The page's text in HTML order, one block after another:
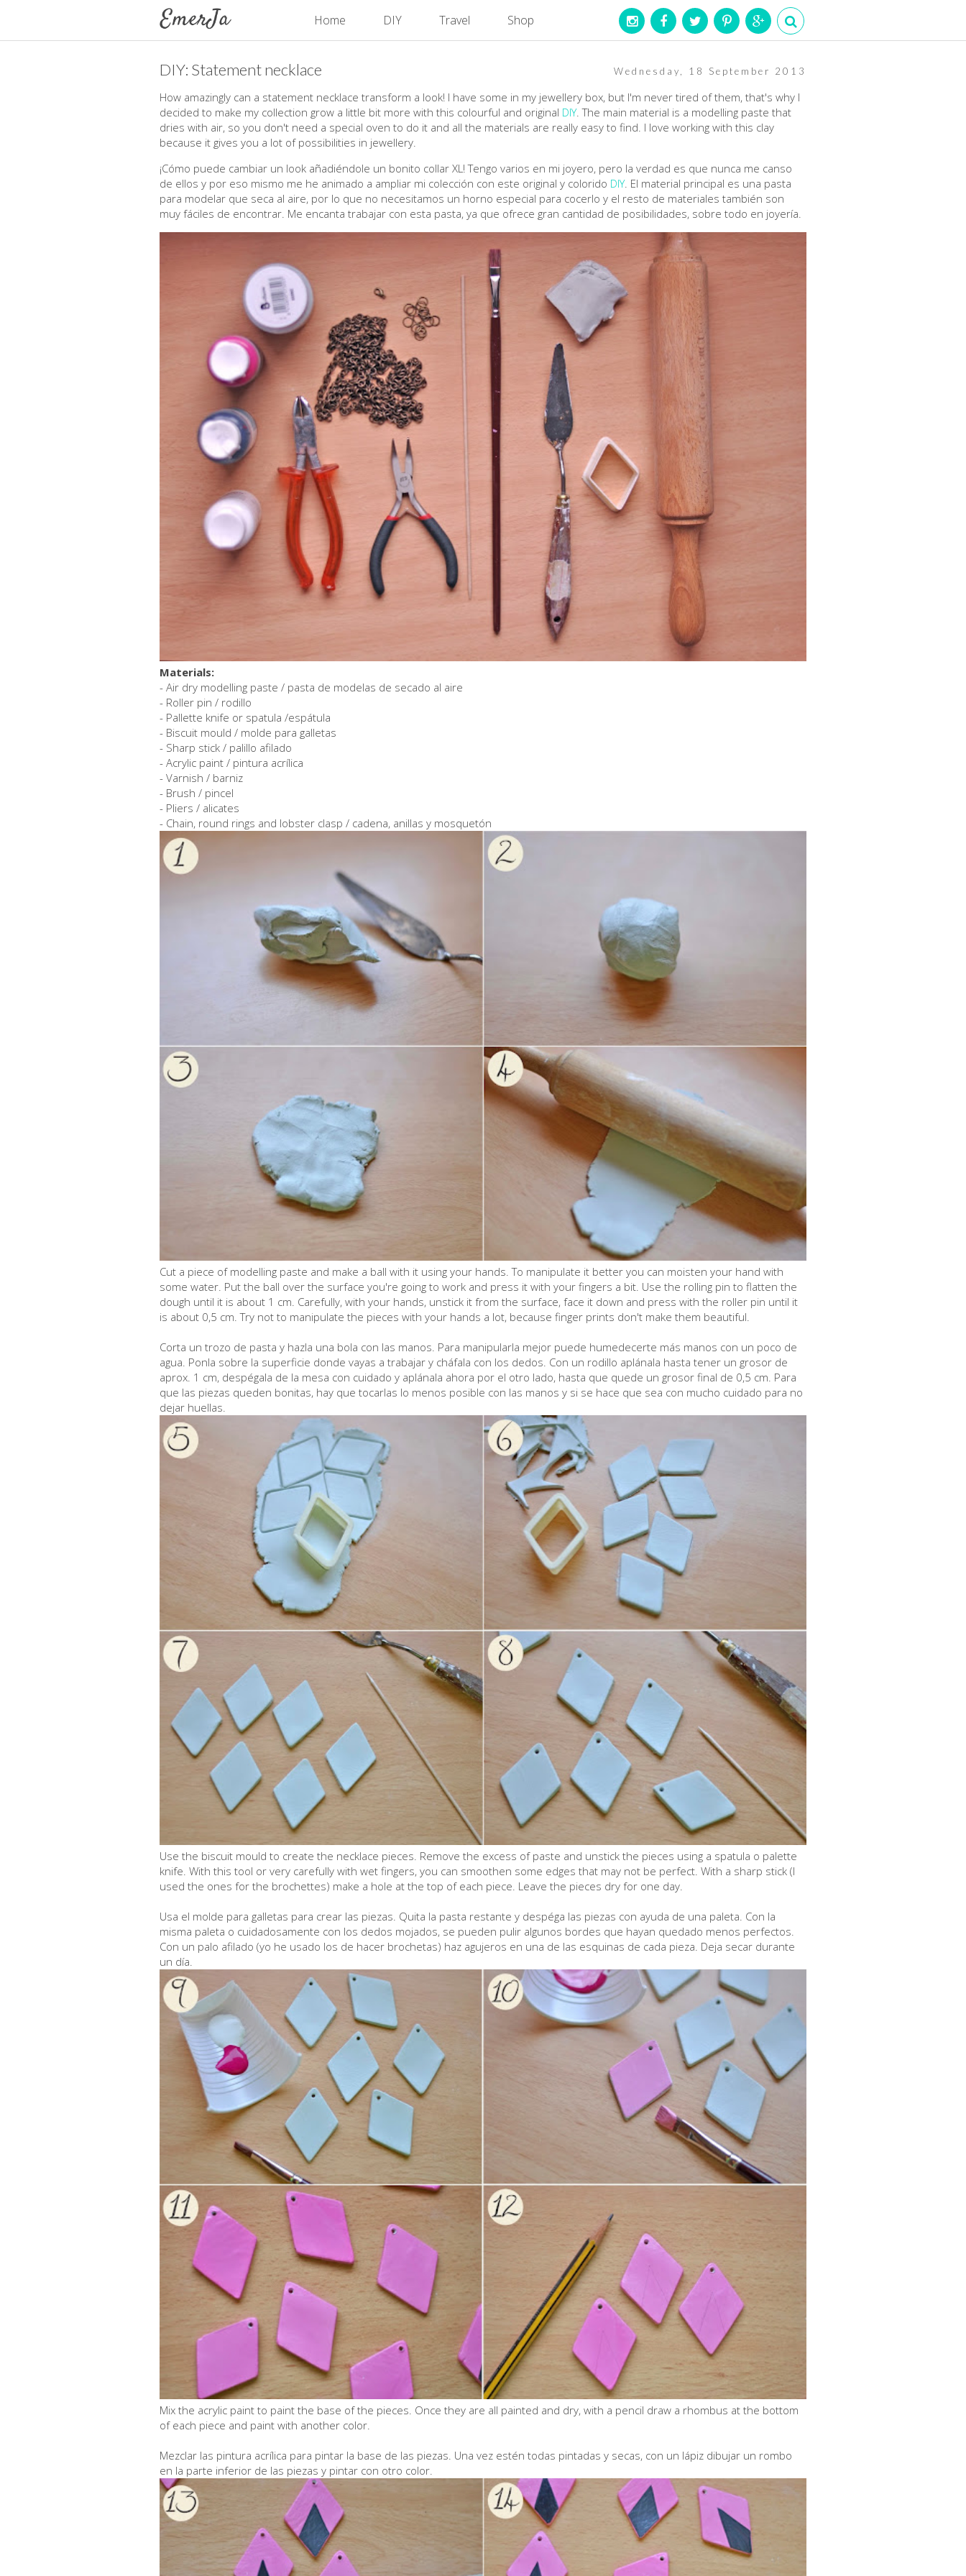
Home DIY Travel Shop
Wednesday, 18 September 2013
DIY: Statement necklace
How amazingly can a statement necklace transform a look! I have some in my jewellery box, but I'm never tired of them, that's why I
decided to make my collection grow a little bit more with this colourful and original DIY. The main material is a modelling paste that
dries with air, so you don't need a special oven to do it and all the materials are really easy to find. I love working with this clay
because it gives you a lot of possibilities in jewellery.
¡Cómo puede cambiar un look añadiéndole un bonito collar XL! Tengo varios en mi joyero, pero la verdad es que nunca me canso
de ellos y por eso mismo me he animado a ampliar mi colección con este original y colorido DIY. El material principal es una pasta
para modelar que seca al aire, por lo que no necesitamos un horno especial para cocerlo y el resto de materiales también son
muy fáciles de encontrar. Me encanta trabajar con esta pasta, ya que ofrece gran cantidad de posibilidades, sobre todo en joyería.
Materials:
- Air dry modelling paste / pasta de modelas de secado al aire
- Roller pin / rodillo
- Pallette knife or spatula /espátula
- Biscuit mould / molde para galletas
- Sharp stick / palillo afilado
- Acrylic paint / pintura acrílica
- Varnish / barniz
- Brush / pincel
- Pliers / alicates
- Chain, round rings and lobster clasp / cadena, anillas y mosquetón
Cut a piece of modelling paste and make a ball with it using your hands. To manipulate it better you can moisten your hand with
some water. Put the ball over the surface you're going to work and press it with your fingers a bit. Use the rolling pin to flatten the
dough until it is about 1 cm. Carefully, with your hands, unstick it from the surface, face it down and press with the roller pin until it
is about 0,5 cm. Try not to manipulate the pieces with your hands a lot, because finger prints don't make them beautiful.
Corta un trozo de pasta y hazla una bola con las manos. Para manipularla mejor puede humedecerte más manos con un poco de
agua. Ponla sobre la superficie donde vayas a trabajar y cháfala con los dedos. Con un rodillo aplánala hasta tener un grosor de
aprox. 1 cm, despégala de la mesa con cuidado y aplánala ahora por el otro lado, hasta que quede un grosor final de 0,5 cm. Para
que las piezas queden bonitas, hay que tocarlas lo menos posible con las manos y si se hace que sea con mucho cuidado para no
dejar huellas.
Use the biscuit mould to create the necklace pieces. Remove the excess of paste and unstick the pieces using a spatula o palette
knife. With this tool or very carefully with wet fingers, you can smoothen some edges that may not be perfect. With a sharp stick (I
used the ones for the brochettes) make a hole at the top of each piece. Leave the pieces dry for one day.
Usa el molde para galletas para crear las piezas. Quita la pasta restante y despéga las piezas con ayuda de una paleta. Con la
misma paleta o cuidadosamente con los dedos mojados, se pueden pulir algunos bordes que hayan quedado menos perfectos.
Con un palo afilado (yo he usado los de hacer brochetas) haz agujeros en una de las esquinas de cada pieza. Deja secar durante
un día.
Mix the acrylic paint to paint the base of the pieces. Once they are all painted and dry, with a pencil draw a rhombus at the bottom
of each piece and paint with another color.
Mezclar las pintura acrílica para pintar la base de las piezas. Una vez estén todas pintadas y secas, con un lápiz dibujar un rombo
en la parte inferior de las piezas y pintar con otro color.